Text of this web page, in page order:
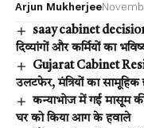
Arjun Mukherjee
saay cabinet
दिव्यांगों और कर्मियों का
Gujarat Cabinet
उलटफेर, मंत्रियों का सामूहिक
कन्याभोज में गई मासूम
घर को किया आग के हवाले